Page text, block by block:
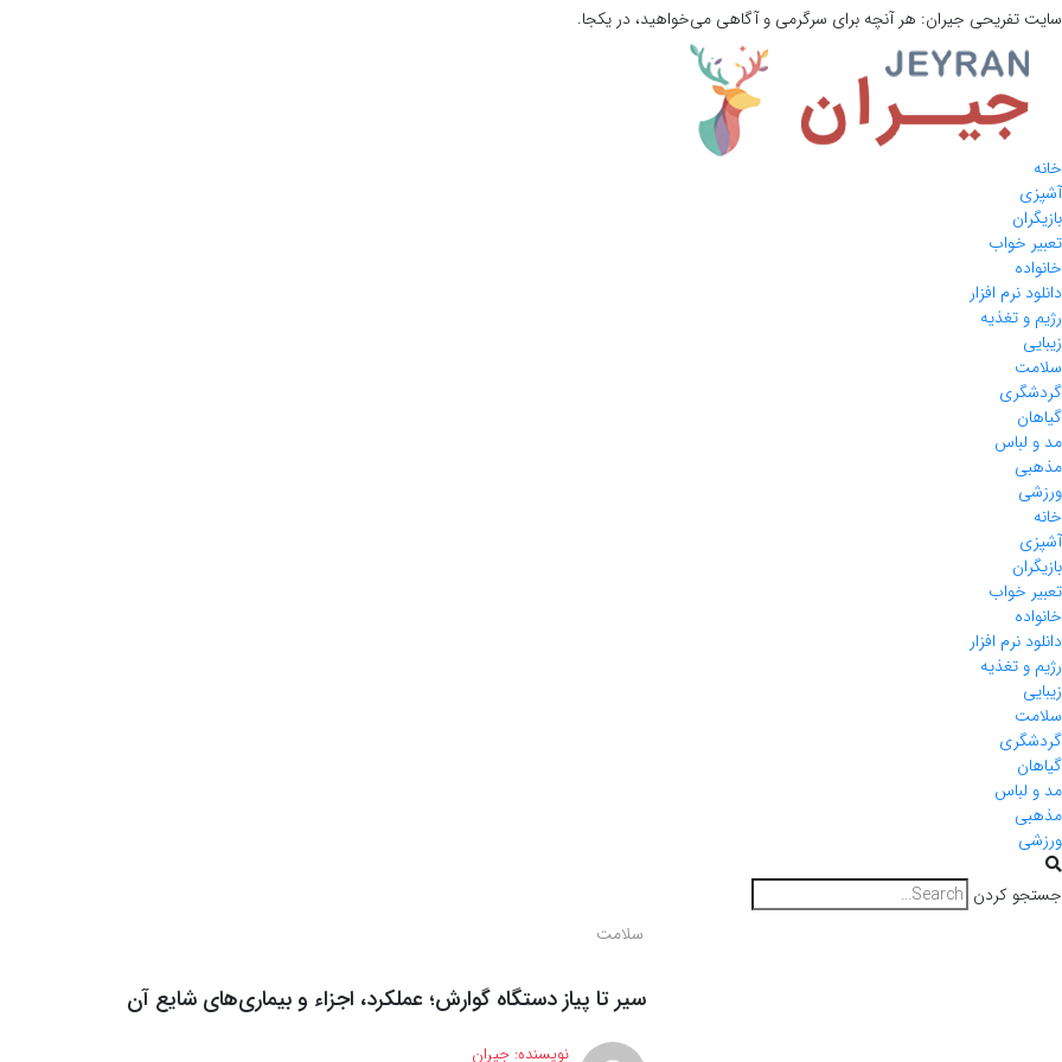
سایت تفریحی جیران: هر آنچه برای سرگرمی و آگاهی می‌خواهید، در یکجا.
خانه
آشپزی
بازیگران
تعبیر خواب
خانواده
دانلود نرم افزار
رژیم و تغذیه
زیبایی
سلامت
گردشگری
گیاهان
مد و لباس
مذهبی
ورزشی
خانه
آشپزی
بازیگران
تعبیر خواب
خانواده
دانلود نرم افزار
رژیم و تغذیه
زیبایی
سلامت
گردشگری
گیاهان
مد و لباس
مذهبی
ورزشی
جستجو کردن
سلامت
سیر تا پیاز دستگاه گوارش؛ عملکرد، اجزاء و بیماری‌های شایع آن
نویسنده: جیران